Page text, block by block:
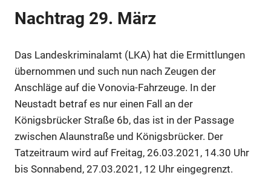
Anzeige
Anzeige
Nachtrag 29. März
Das Landeskriminalamt (LKA) hat die Ermittlungen
übernommen und such nun nach Zeugen der
Anschläge auf die Vonovia-Fahrzeuge. In der
Neustadt betraf es nur einen Fall an der
Königsbrücker Straße 6b, das ist in der Passage
zwischen Alaunstraße und Königsbrücker. Der
Tatzeitraum wird auf Freitag, 26.03.2021, 14.30 Uhr
bis Sonnabend, 27.03.2021, 12 Uhr eingegrenzt.